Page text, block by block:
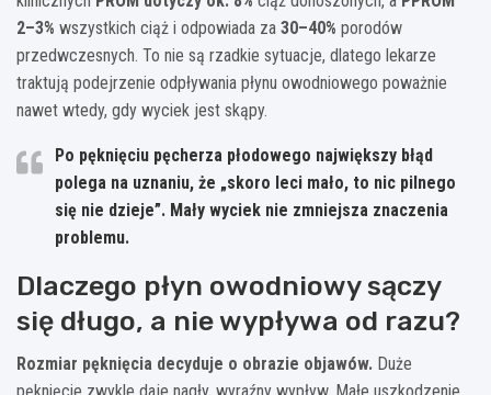
2–3% wszystkich ciąż i odpowiada za 30–40% porodów
przedwczesnych. To nie są rzadkie sytuacje, dlatego lekarze
traktują podejrzenie odpływania płynu owodniowego poważnie
nawet wtedy, gdy wyciek jest skąpy.
Po pęknięciu pęcherza płodowego największy błąd
polega na uznaniu, że „skoro leci mało, to nic pilnego
się nie dzieje”. Mały wyciek nie zmniejsza znaczenia
problemu.
Dlaczego płyn owodniowy sączy
się długo, a nie wypływa od razu?
Rozmiar pęknięcia decyduje o obrazie objawów. Duże